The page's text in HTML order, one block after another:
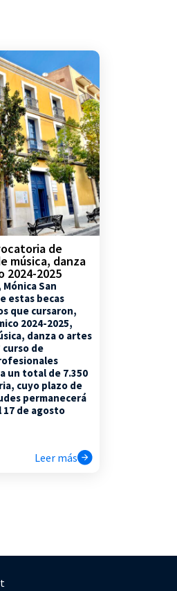
de
música, danza
2024-2025
San
estas becas
que cursaron,
2024-2025,
danza o artes
curso de
un total de 7.350
cuyo plazo de
permanecerá
de agosto
Leer más